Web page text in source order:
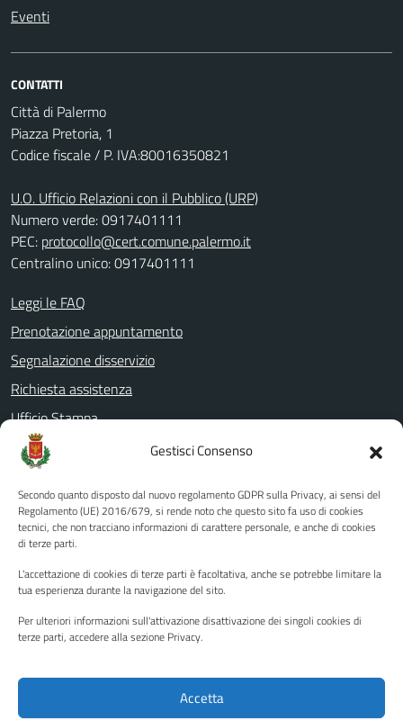
Gestisci Consenso
Secondo quanto disposto dal nuovo regolamento GDPR sulla Privacy, ai sensi del
Regolamento (UE) 2016/679, si rende noto che questo sito fa uso di cookies
tecnici, che non tracciano informazioni di carattere personale, e anche di cookies
di terze parti.
L'accettazione di cookies di terze parti è facoltativa, anche se potrebbe limitare la
tua esperienza durante la navigazione del sito.
Per ulteriori informazioni sull'attivazione disattivazione dei singoli cookies di
terze parti, accedere alla sezione Privacy.
Accetta
Eventi
CONTATTI
Città di Palermo
Piazza Pretoria, 1
Codice fiscale / P. IVA:80016350821
U.O. Ufficio Relazioni con il Pubblico (URP)
Numero verde: 0917401111
PEC: protocollo@cert.comune.palermo.it
Centralino unico: 0917401111
Leggi le FAQ
Prenotazione appuntamento
Segnalazione disservizio
Richiesta assistenza
Ufficio Stampa
Amministrazione Trasparente
Albo pretorio
Informativa privacy
Note legali
Piano di miglioramento del sito
Instagram